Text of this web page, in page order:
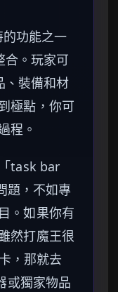
功能之一
合。玩家可
、裝備和材
極點，你可
程。
task bar
題，不如專
。如果你有
然打魔王很
，那就去
或獨家物品